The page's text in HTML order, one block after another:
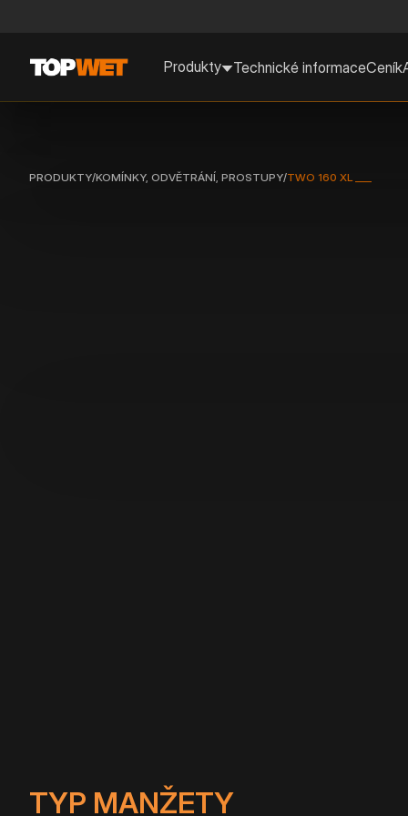
Produkty Technické informaceCeník
PRODUKTY/KOMÍNKY, ODVĚTRÁNÍ, PROSTUPY/TWO 160 XL ___
TYP MANŽETY